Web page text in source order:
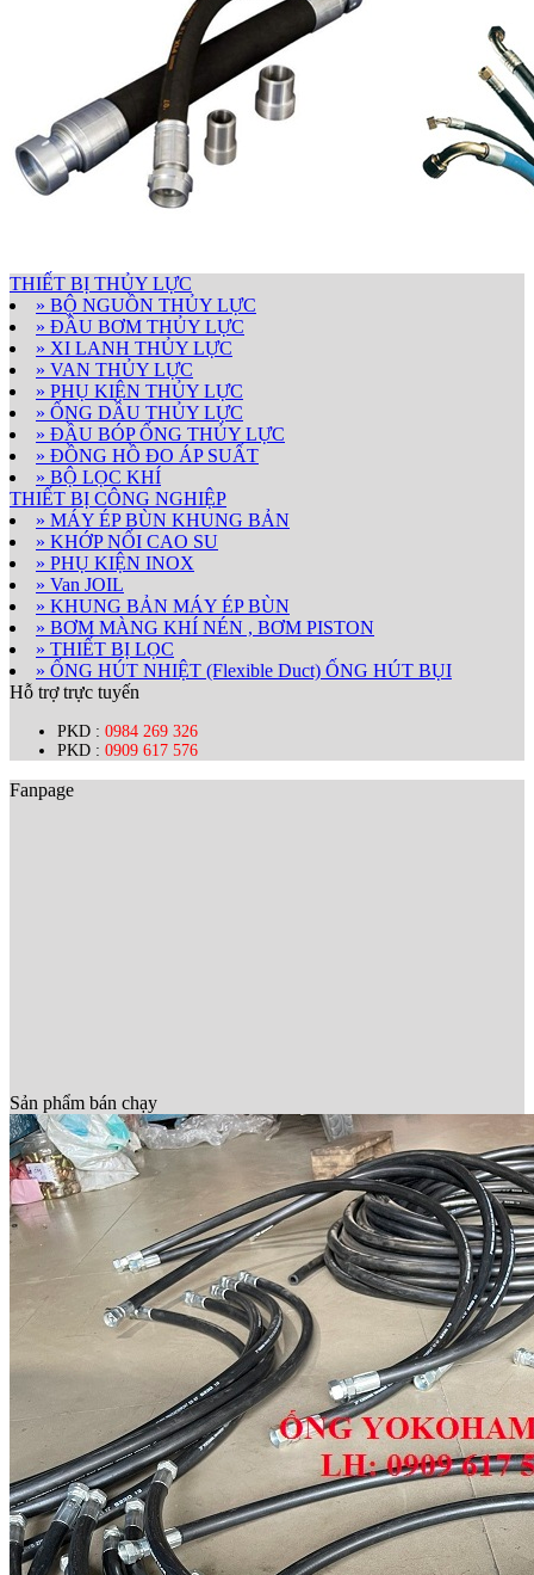
THIẾT BỊ THỦY LỰC
» BỘ NGUỒN THỦY LỰC
» ĐẦU BƠM THỦY LỰC
» XI LANH THỦY LỰC
» VAN THỦY LỰC
» PHỤ KIỆN THỦY LỰC
» ỐNG DẦU THỦY LỰC
» ĐẦU BÓP ỐNG THỦY LỰC
» ĐỒNG HỒ ĐO ÁP SUẤT
» BỘ LỌC KHÍ
THIẾT BỊ CÔNG NGHIỆP
» MÁY ÉP BÙN KHUNG BẢN
» KHỚP NỐI CAO SU
» PHỤ KIỆN INOX
» Van JOIL
» KHUNG BẢN MÁY ÉP BÙN
» BƠM MÀNG KHÍ NÉN , BƠM PISTON
» THIẾT BỊ LỌC
» ỐNG HÚT NHIỆT (Flexible Duct) ỐNG HÚT BỤI
Hỗ trợ trực tuyến
PKD : 0984 269 326
PKD : 0909 617 576
Fanpage
Sản phẩm bán chạy